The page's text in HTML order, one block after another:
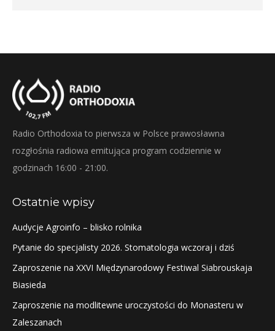
Radio Orthodoxia to pierwsza w Polsce prawosławna
rozgłośnia radiowa emitująca program codziennie w
godzinach 16:00 - 21:00.
Ostatnie wpisy
Audycje Agroinfo – blisko rolnika
Pytanie do specjalisty 2026. Stomatologia wczoraj i dziś
Zaproszenie na XXVI Międzynarodowy Festiwal Siabrouskaja
Biasieda
Zaproszenie na modlitewne uroczystości do Monasteru w
Zaleszanach